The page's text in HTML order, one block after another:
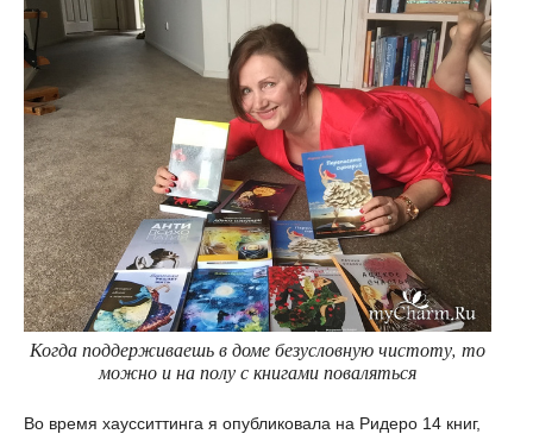
Когда поддерживаешь в доме безусловную чистоту, то
можно и на полу с книгами поваляться
Во время хаусситтинга я опубликовала на Ридеро 14 книг,